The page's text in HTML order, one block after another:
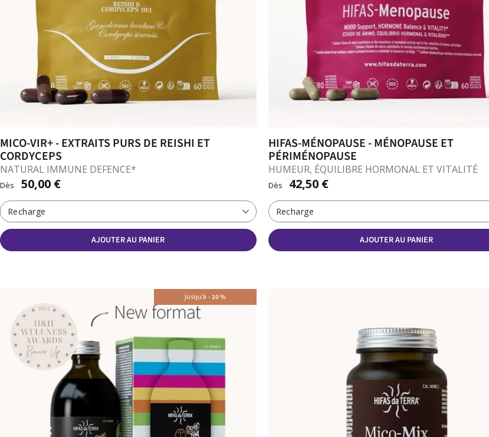
MICO-VIR+ - EXTRAITS PURS DE REISHI ET
CORDYCEPS
NATURAL IMMUNE DEFENCE*
Dès 50,00 €
Recharge
AJOUTER AU PANIER
HIFAS-MÉNOPAUSE - MÉNOPAUSE ET
PÉRIMÉNOPAUSE
HUMEUR, ÉQUILIBRE HORMONAL ET VITALITÉ
Dès 42,50 €
Recharge
AJOUTER AU PANIER
Jusqu'à- 10%